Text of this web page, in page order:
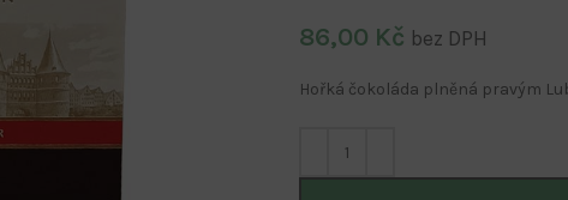
86,00 Kč bez DPH
Hořká čokoláda plněná pravým